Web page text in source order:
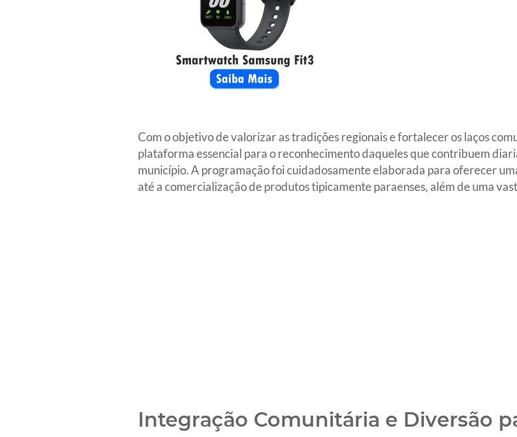
Com o objetivo de valorizar as tradições regionais e fortalecer os laços
plataforma essencial para o reconhecimento daqueles que contribuem
município. A programação foi cuidadosamente elaborada para oferecer
até a comercialização de produtos tipicamente paraenses, além de uma
Integração Comunitária e Diversão